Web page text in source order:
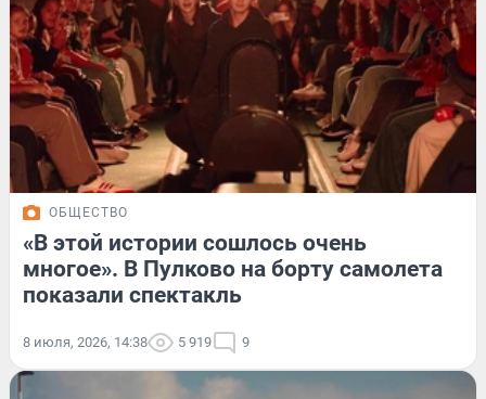
ОБЩЕСТВО
«В этой истории сошлось очень
многое». В Пулково на борту самолета
показали спектакль
8 июля, 2026, 14:38 5 919 9